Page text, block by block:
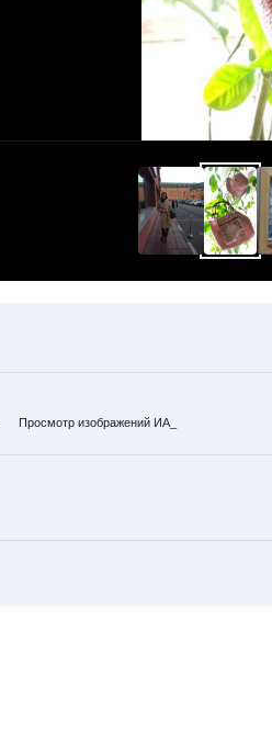
Просмотр изображений ИА_